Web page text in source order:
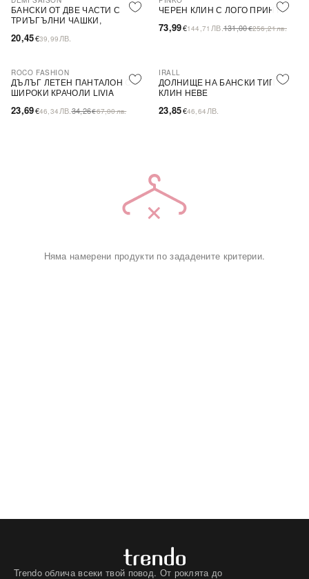
БАНСКИ ОТ ДВЕ ЧАСТИ С
ТРИЪГЪЛНИ ЧАШКИ,
20,45€39,99 ЛВ.
-44%
ЧЕРЕН КЛИН С ЛОГО ПРИНТ
73,99€144,71 ЛВ.131,00€256,21лв.
-31%
ROCO FASHION
ДЪЛЪГ ЛЕТЕН ПАНТАЛОН С
ШИРОКИ КРАЧОЛИ LIVIA
23,69€46,34 ЛВ.34,26€67,00лв.
IRALL
ДОЛНИЩЕ НА БАНСКИ ТИП
КЛИН HEBE
23,85€46,64 ЛВ.
Няма намерени продукти по зададените критерии.
Trendo облича всеки твой повод. От роклята до